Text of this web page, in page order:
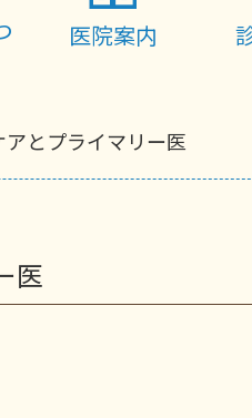
医院案内
アとプライマリー医
医